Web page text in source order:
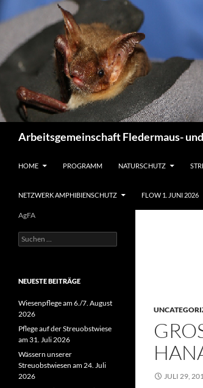
Arbeitsgemeinschaft Fledermaus-
HOME
PROGRAMM NATURSCHUTZ
NETZWERK AMPHIBIENSCHUTZ FLOW 1. JUNI 2026
JULI 29,
AgFA
Suchen
nach:
NEUESTE BEITRÄGE
Wiesenpflege am 6./7. August
2026
Pflege auf der Streuobstwiese
am 31. Juli 2026
Wässern unserer
Streuobstwiesen am 24. Juli
2026